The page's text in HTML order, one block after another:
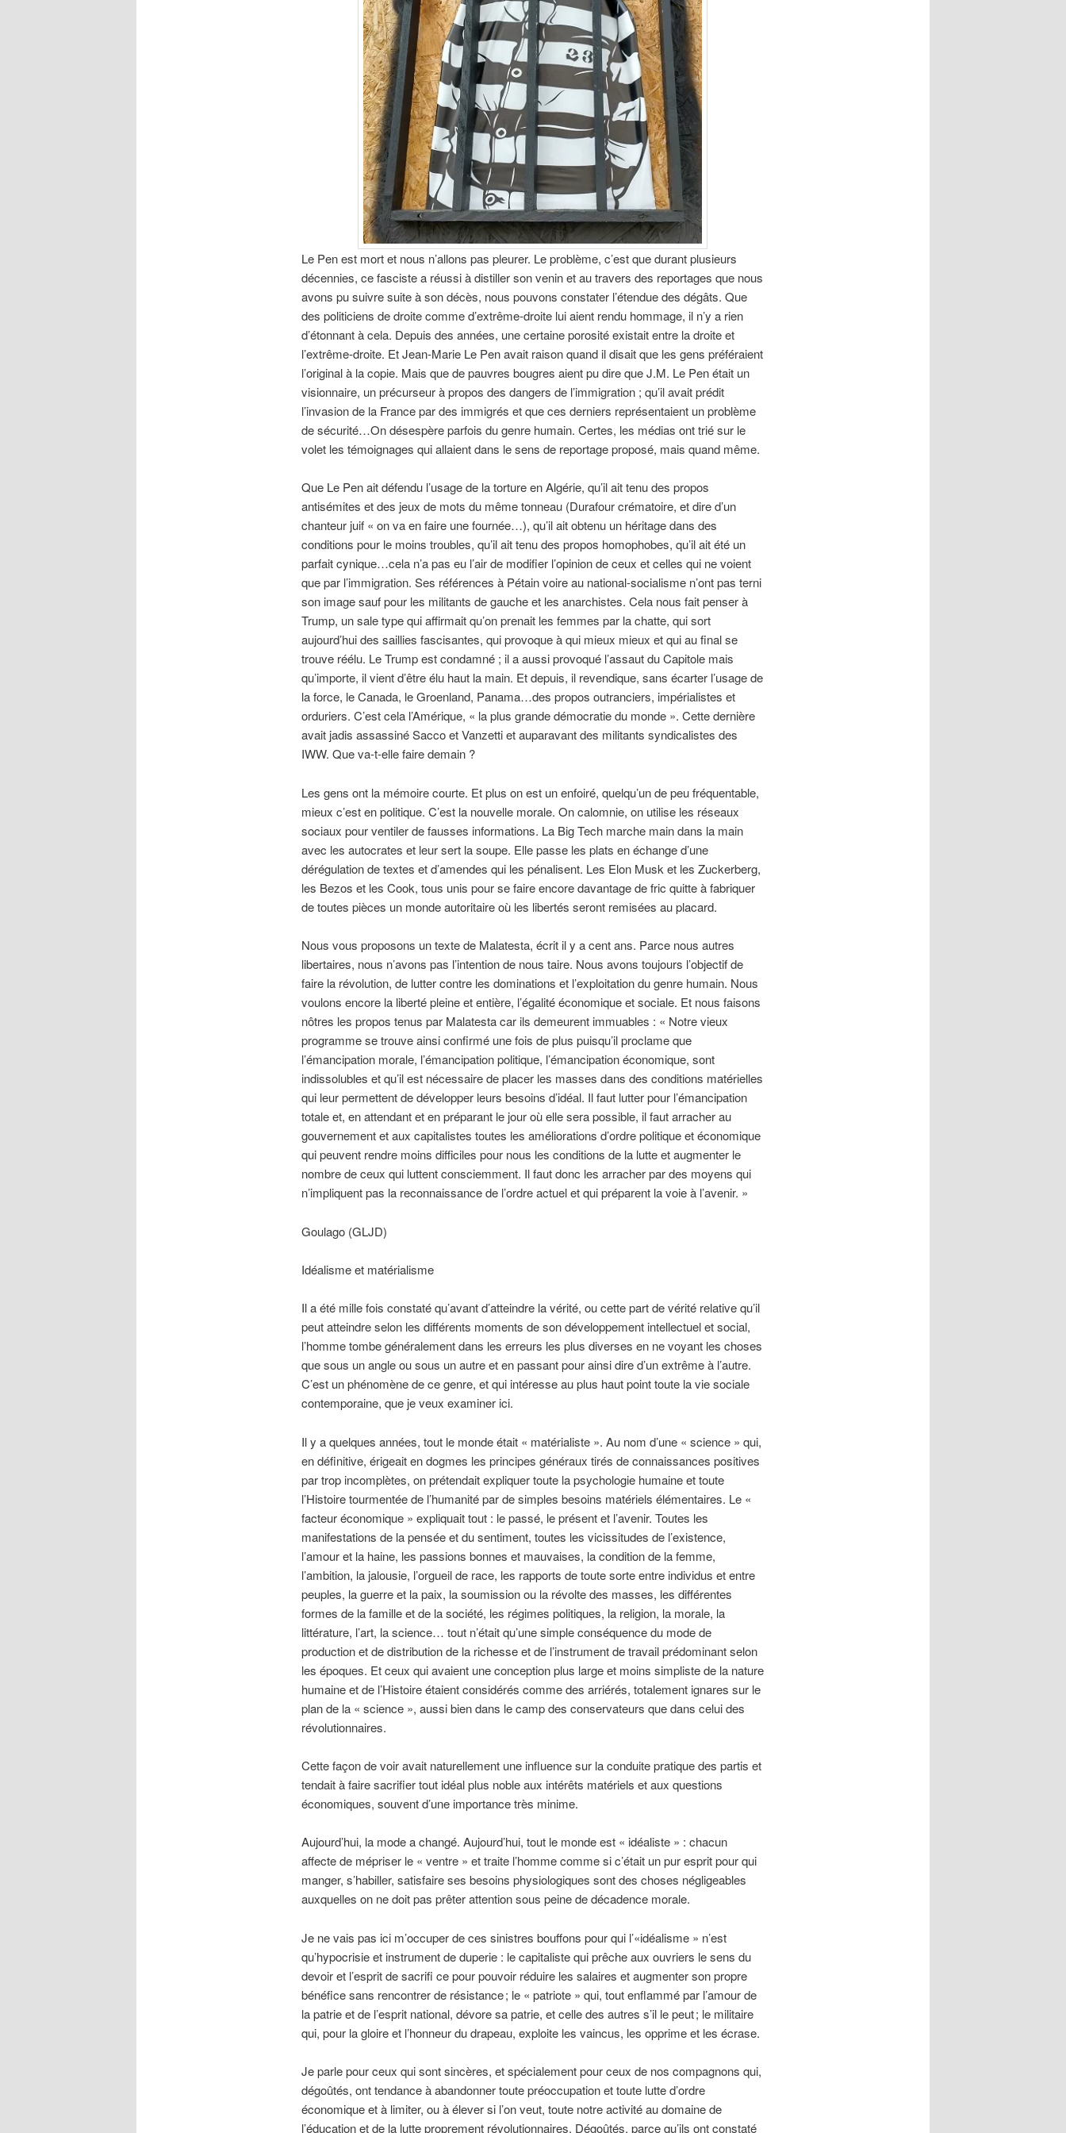
Le Pen est mort et nous n’allons pas pleurer. Le problème, c’est que durant plusieurs
décennies, ce fasciste a réussi à distiller son venin et au travers des reportages que nous
avons pu suivre suite à son décès, nous pouvons constater l’étendue des dégâts. Que
des politiciens de droite comme d’extrême-droite lui aient rendu hommage, il n’y a rien
d’étonnant à cela. Depuis des années, une certaine porosité existait entre la droite et
l’extrême-droite. Et Jean-Marie Le Pen avait raison quand il disait que les gens préféraient
l’original à la copie. Mais que de pauvres bougres aient pu dire que J.M. Le Pen était un
visionnaire, un précurseur à propos des dangers de l’immigration ; qu’il avait prédit
l’invasion de la France par des immigrés et que ces derniers représentaient un problème
de sécurité…On désespère parfois du genre humain. Certes, les médias ont trié sur le
volet les témoignages qui allaient dans le sens de reportage proposé, mais quand même.
Que Le Pen ait défendu l’usage de la torture en Algérie, qu’il ait tenu des propos
antisémites et des jeux de mots du même tonneau (Durafour crématoire, et dire d’un
chanteur juif « on va en faire une fournée…), qu’il ait obtenu un héritage dans des
conditions pour le moins troubles, qu’il ait tenu des propos homophobes, qu’il ait été un
parfait cynique…cela n’a pas eu l’air de modifier l’opinion de ceux et celles qui ne voient
que par l’immigration. Ses références à Pétain voire au national-socialisme n’ont pas terni
son image sauf pour les militants de gauche et les anarchistes. Cela nous fait penser à
Trump, un sale type qui affirmait qu’on prenait les femmes par la chatte, qui sort
aujourd’hui des saillies fascisantes, qui provoque à qui mieux mieux et qui au final se
trouve réélu. Le Trump est condamné ; il a aussi provoqué l’assaut du Capitole mais
qu’importe, il vient d’être élu haut la main. Et depuis, il revendique, sans écarter l’usage de
la force, le Canada, le Groenland, Panama…des propos outranciers, impérialistes et
orduriers. C’est cela l’Amérique, « la plus grande démocratie du monde ». Cette dernière
avait jadis assassiné Sacco et Vanzetti et auparavant des militants syndicalistes des
IWW. Que va-t-elle faire demain ?
Les gens ont la mémoire courte. Et plus on est un enfoiré, quelqu’un de peu fréquentable,
mieux c’est en politique. C’est la nouvelle morale. On calomnie, on utilise les réseaux
sociaux pour ventiler de fausses informations. La Big Tech marche main dans la main
avec les autocrates et leur sert la soupe. Elle passe les plats en échange d’une
dérégulation de textes et d’amendes qui les pénalisent. Les Elon Musk et les Zuckerberg,
les Bezos et les Cook, tous unis pour se faire encore davantage de fric quitte à fabriquer
de toutes pièces un monde autoritaire où les libertés seront remisées au placard.
Nous vous proposons un texte de Malatesta, écrit il y a cent ans. Parce nous autres
libertaires, nous n’avons pas l’intention de nous taire. Nous avons toujours l’objectif de
faire la révolution, de lutter contre les dominations et l’exploitation du genre humain. Nous
voulons encore la liberté pleine et entière, l’égalité économique et sociale. Et nous faisons
nôtres les propos tenus par Malatesta car ils demeurent immuables : « Notre vieux
programme se trouve ainsi confirmé une fois de plus puisqu’il proclame que
l’émancipation morale, l’émancipation politique, l’émancipation économique, sont
indissolubles et qu’il est nécessaire de placer les masses dans des conditions matérielles
qui leur permettent de développer leurs besoins d’idéal. Il faut lutter pour l’émancipation
totale et, en attendant et en préparant le jour où elle sera possible, il faut arracher au
gouvernement et aux capitalistes toutes les améliorations d’ordre politique et économique
qui peuvent rendre moins difficiles pour nous les conditions de la lutte et augmenter le
nombre de ceux qui luttent consciemment. Il faut donc les arracher par des moyens qui
n’impliquent pas la reconnaissance de l’ordre actuel et qui préparent la voie à l’avenir. »
Goulago (GLJD)
Idéalisme et matérialisme
Il a été mille fois constaté qu’avant d’atteindre la vérité, ou cette part de vérité relative qu’il
peut atteindre selon les différents moments de son développement intellectuel et social,
l’homme tombe généralement dans les erreurs les plus diverses en ne voyant les choses
que sous un angle ou sous un autre et en passant pour ainsi dire d’un extrême à l’autre.
C’est un phénomène de ce genre, et qui intéresse au plus haut point toute la vie sociale
contemporaine, que je veux examiner ici.
Il y a quelques années, tout le monde était « matérialiste ». Au nom d’une « science » qui,
en définitive, érigeait en dogmes les principes généraux tirés de connaissances positives
par trop incomplètes, on prétendait expliquer toute la psychologie humaine et toute
l’Histoire tourmentée de l’humanité par de simples besoins matériels élémentaires. Le «
facteur économique » expliquait tout : le passé, le présent et l’avenir. Toutes les
manifestations de la pensée et du sentiment, toutes les vicissitudes de l’existence,
l’amour et la haine, les passions bonnes et mauvaises, la condition de la femme,
l’ambition, la jalousie, l’orgueil de race, les rapports de toute sorte entre individus et entre
peuples, la guerre et la paix, la soumission ou la révolte des masses, les différentes
formes de la famille et de la société, les régimes politiques, la religion, la morale, la
littérature, l’art, la science… tout n’était qu’une simple conséquence du mode de
production et de distribution de la richesse et de l’instrument de travail prédominant selon
les époques. Et ceux qui avaient une conception plus large et moins simpliste de la nature
humaine et de l’Histoire étaient considérés comme des arriérés, totalement ignares sur le
plan de la « science », aussi bien dans le camp des conservateurs que dans celui des
révolutionnaires.
Cette façon de voir avait naturellement une influence sur la conduite pratique des partis et
tendait à faire sacrifier tout idéal plus noble aux intérêts matériels et aux questions
économiques, souvent d’une importance très minime.
Aujourd’hui, la mode a changé. Aujourd’hui, tout le monde est « idéaliste » : chacun
affecte de mépriser le « ventre » et traite l’homme comme si c’était un pur esprit pour qui
manger, s’habiller, satisfaire ses besoins physiologiques sont des choses négligeables
auxquelles on ne doit pas prêter attention sous peine de décadence morale.
Je ne vais pas ici m’occuper de ces sinistres bouffons pour qui l’«idéalisme » n’est
qu’hypocrisie et instrument de duperie : le capitaliste qui prêche aux ouvriers le sens du
devoir et l’esprit de sacrifi ce pour pouvoir réduire les salaires et augmenter son propre
bénéfice sans rencontrer de résistance ; le « patriote » qui, tout enflammé par l’amour de
la patrie et de l’esprit national, dévore sa patrie, et celle des autres s’il le peut ; le militaire
qui, pour la gloire et l’honneur du drapeau, exploite les vaincus, les opprime et les écrase.
Je parle pour ceux qui sont sincères, et spécialement pour ceux de nos compagnons qui,
dégoûtés, ont tendance à abandonner toute préoccupation et toute lutte d’ordre
économique et à limiter, ou à élever si l’on veut, toute notre activité au domaine de
l’éducation et de la lutte proprement révolutionnaires. Dégoûtés, parce qu’ils ont constaté